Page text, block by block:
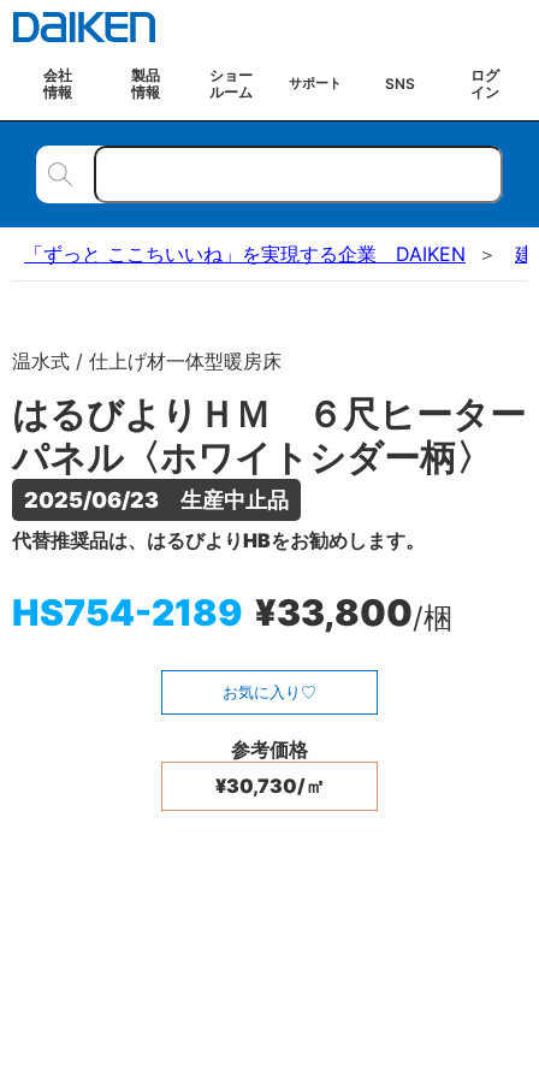
会社
情報
製品
情報
ショー
ルーム
サポート SNS
ログ
イン
「ずっと ここちいいね」を実現する企業 DAIKEN 建
温水式 / 仕上げ材一体型暖房床
はるびよりＨＭ ６尺ヒーター
パネル〈ホワイトシダー柄〉
2025/06/23　生産中止品
代替推奨品は、はるびよりHBをお勧めします。
HS754-2189 ¥33,800/梱
お気に入り
参考価格
¥30,730/㎡